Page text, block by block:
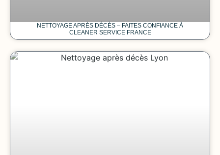
NETTOYAGE APRÈS DÉCÈS – FAITES CONFIANCE À
CLEANER SERVICE FRANCE